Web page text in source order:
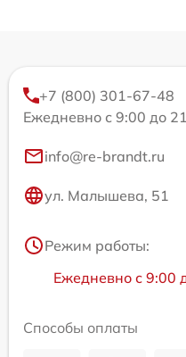
+7 (800) 301-67-48
Ежедневно с 9:00 до
info@re-brandt.ru
ул. Малышева, 51
Режим работы:
Ежедневно с 9:00
Способы оплаты